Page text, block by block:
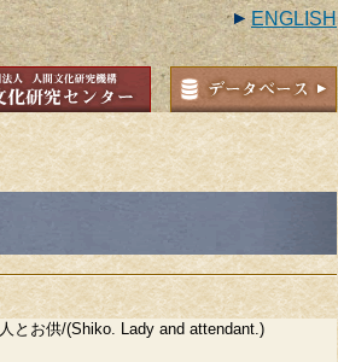
ENGLISH
とお供/(Shiko. Lady and attendant.)